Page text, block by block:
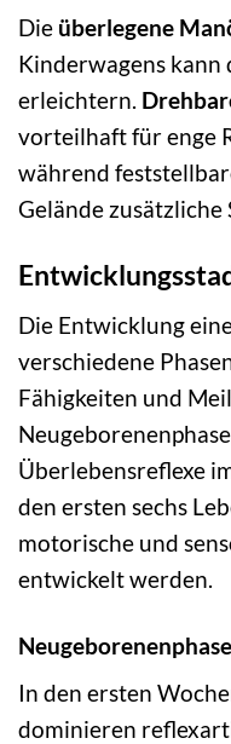
Die überlegene
Kinderwagens
erleichtern.
vorteilhaft für enge
während
Gelände
Die Entwicklung
verschiedene
Fähigkeiten und
Überlebensreflexe
den ersten sechs
motorische und
entwickelt werden.
Neugeborenenphase
In den ersten
dominieren